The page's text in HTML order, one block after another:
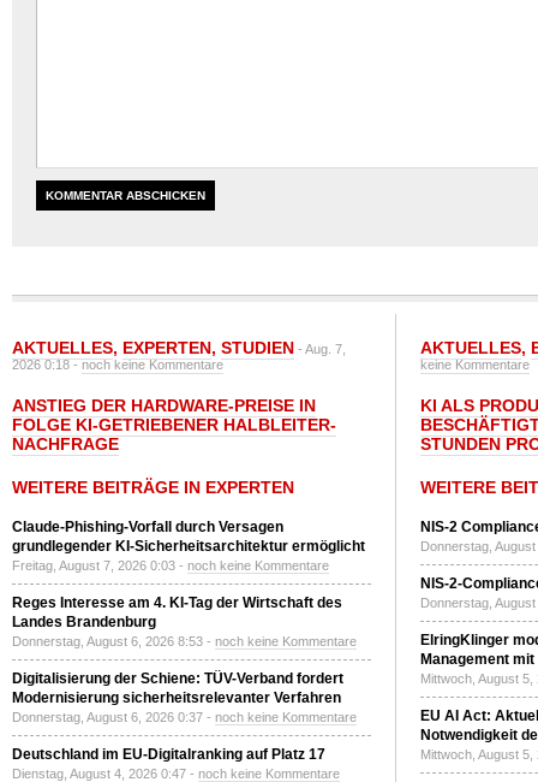
AKTUELLES, EXPERTEN, STUDIEN - Aug. 7,
2026 0:18 -noch keine Kommentare
ANSTIEG DER HARDWARE-PREISE IN
FOLGE KI-GETRIEBENER HALBLEITER-
NACHFRAGE
WEITERE BEITRÄGE IN EXPERTEN
Claude-Phishing-Vorfall durch Versagen
grundlegender KI-Sicherheitsarchitektur ermöglicht
Freitag, August 7, 2026 0:03 - noch keine Kommentare
Reges Interesse am 4. KI-Tag der Wirtschaft des
Landes Brandenburg
Donnerstag, August 6, 2026 8:53 - noch keine Kommentare
Digitalisierung der Schiene: TÜV-Verband fordert
Modernisierung sicherheitsrelevanter Verfahren
Donnerstag, August 6, 2026 0:37 - noch keine Kommentare
Deutschland im EU-Digitalranking auf Platz 17
Dienstag, August 4, 2026 0:47 - noch keine Kommentare
AKTUELLES,
keine Kommentare
KI ALS
STUNDEN
WEITERE
NIS-2
Donnerstag,
NIS-2-
Donnerstag,
ElringKlinger
Management
Mittwoch, August
EU AI Act:
Notwendigkeit
Mittwoch, August